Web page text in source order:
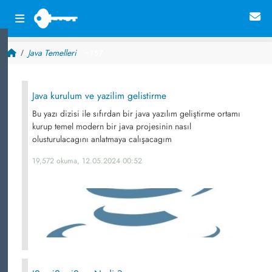
Java Temelleri
Java kurulum ve yazilim gelistirme
Bu yazı dizisi ile sıfırdan bir java yazılım geliştirme ortamı
kurup temel modern bir java projesinin nasıl
olusturulacagını anlatmaya calışacagım
19,572 okuma, 12.05.2024 00:52